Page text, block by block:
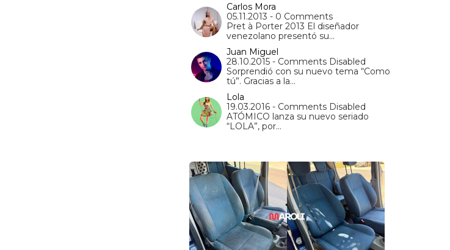
Carlos Mora
05.11.2013 - 0 Comments
Pret à Porter 2013 El diseñador
venezolano presentó su…
Juan Miguel
28.10.2015 - Comments Disabled
Sorprendió con su nuevo tema “Como
tú”. Gracias a la…
Lola
19.03.2016 - Comments Disabled
ATÓMICO lanza su nuevo seriado
“LOLA”, por…